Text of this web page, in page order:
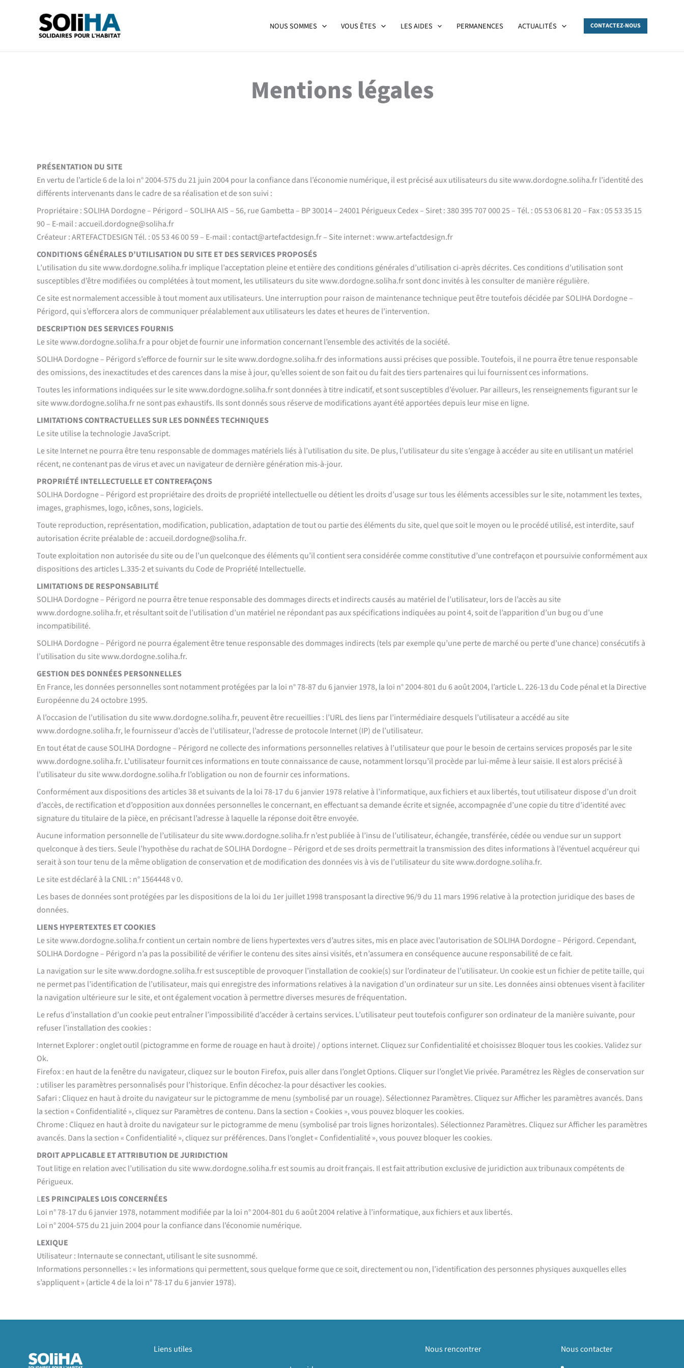
NOUS SOMMES VOUS ÊTES LES AIDES PERMANENCES ACTUALITÉS CONTACTEZ-NOUS
Mentions légales
PRÉSENTATION DU SITE
En vertu de l’article 6 de la loi n° 2004-575 du 21 juin 2004 pour la confiance dans l’économie numérique, il est précisé aux utilisateurs du site www.dordogne.soliha.fr l’identité des
différents intervenants dans le cadre de sa réalisation et de son suivi :
Propriétaire : SOLIHA Dordogne – Périgord – SOLIHA AIS – 56, rue Gambetta – BP 30014 – 24001 Périgueux Cedex – Siret : 380 395 707 000 25 – Tél. : 05 53 06 81 20 – Fax : 05 53 35 15
90 – E-mail : accueil.dordogne@soliha.fr
Créateur : ARTEFACTDESIGN Tél. : 05 53 46 00 59 – E-mail : contact@artefactdesign.fr – Site internet : www.artefactdesign.fr
CONDITIONS GÉNÉRALES D’UTILISATION DU SITE ET DES SERVICES PROPOSÉS
L’utilisation du site www.dordogne.soliha.fr implique l’acceptation pleine et entière des conditions générales d’utilisation ci-après décrites. Ces conditions d’utilisation sont
susceptibles d’être modifiées ou complétées à tout moment, les utilisateurs du site www.dordogne.soliha.fr sont donc invités à les consulter de manière régulière.
Ce site est normalement accessible à tout moment aux utilisateurs. Une interruption pour raison de maintenance technique peut être toutefois décidée par SOLIHA Dordogne –
Périgord, qui s’efforcera alors de communiquer préalablement aux utilisateurs les dates et heures de l’intervention.
DESCRIPTION DES SERVICES FOURNIS
Le site www.dordogne.soliha.fr a pour objet de fournir une information concernant l’ensemble des activités de la société.
SOLIHA Dordogne – Périgord s’efforce de fournir sur le site www.dordogne.soliha.fr des informations aussi précises que possible. Toutefois, il ne pourra être tenue responsable
des omissions, des inexactitudes et des carences dans la mise à jour, qu’elles soient de son fait ou du fait des tiers partenaires qui lui fournissent ces informations.
Toutes les informations indiquées sur le site www.dordogne.soliha.fr sont données à titre indicatif, et sont susceptibles d’évoluer. Par ailleurs, les renseignements figurant sur le
site www.dordogne.soliha.fr ne sont pas exhaustifs. Ils sont donnés sous réserve de modifications ayant été apportées depuis leur mise en ligne.
LIMITATIONS CONTRACTUELLES SUR LES DONNÉES TECHNIQUES
Le site utilise la technologie JavaScript.
Le site Internet ne pourra être tenu responsable de dommages matériels liés à l’utilisation du site. De plus, l’utilisateur du site s’engage à accéder au site en utilisant un matériel
récent, ne contenant pas de virus et avec un navigateur de dernière génération mis-à-jour.
PROPRIÉTÉ INTELLECTUELLE ET CONTREFAÇONS
SOLIHA Dordogne – Périgord est propriétaire des droits de propriété intellectuelle ou détient les droits d’usage sur tous les éléments accessibles sur le site, notamment les textes,
images, graphismes, logo, icônes, sons, logiciels.
Toute reproduction, représentation, modification, publication, adaptation de tout ou partie des éléments du site, quel que soit le moyen ou le procédé utilisé, est interdite, sauf
autorisation écrite préalable de : accueil.dordogne@soliha.fr.
Toute exploitation non autorisée du site ou de l’un quelconque des éléments qu’il contient sera considérée comme constitutive d’une contrefaçon et poursuivie conformément aux
dispositions des articles L.335-2 et suivants du Code de Propriété Intellectuelle.
LIMITATIONS DE RESPONSABILITÉ
SOLIHA Dordogne – Périgord ne pourra être tenue responsable des dommages directs et indirects causés au matériel de l’utilisateur, lors de l’accès au site
www.dordogne.soliha.fr, et résultant soit de l’utilisation d’un matériel ne répondant pas aux spécifications indiquées au point 4, soit de l’apparition d’un bug ou d’une
incompatibilité.
SOLIHA Dordogne – Périgord ne pourra également être tenue responsable des dommages indirects (tels par exemple qu’une perte de marché ou perte d’une chance) consécutifs à
l’utilisation du site www.dordogne.soliha.fr.
GESTION DES DONNÉES PERSONNELLES
En France, les données personnelles sont notamment protégées par la loi n° 78-87 du 6 janvier 1978, la loi n° 2004-801 du 6 août 2004, l’article L. 226-13 du Code pénal et la Directive
Européenne du 24 octobre 1995.
A l’occasion de l’utilisation du site www.dordogne.soliha.fr, peuvent être recueillies : l’URL des liens par l’intermédiaire desquels l’utilisateur a accédé au site
www.dordogne.soliha.fr, le fournisseur d’accès de l’utilisateur, l’adresse de protocole Internet (IP) de l’utilisateur.
En tout état de cause SOLIHA Dordogne – Périgord ne collecte des informations personnelles relatives à l’utilisateur que pour le besoin de certains services proposés par le site
www.dordogne.soliha.fr. L’utilisateur fournit ces informations en toute connaissance de cause, notamment lorsqu’il procède par lui-même à leur saisie. Il est alors précisé à
l’utilisateur du site www.dordogne.soliha.fr l’obligation ou non de fournir ces informations.
Conformément aux dispositions des articles 38 et suivants de la loi 78-17 du 6 janvier 1978 relative à l’informatique, aux fichiers et aux libertés, tout utilisateur dispose d’un droit
d’accès, de rectification et d’opposition aux données personnelles le concernant, en effectuant sa demande écrite et signée, accompagnée d’une copie du titre d’identité avec
signature du titulaire de la pièce, en précisant l’adresse à laquelle la réponse doit être envoyée.
Aucune information personnelle de l’utilisateur du site www.dordogne.soliha.fr n’est publiée à l’insu de l’utilisateur, échangée, transférée, cédée ou vendue sur un support
quelconque à des tiers. Seule l’hypothèse du rachat de SOLIHA Dordogne – Périgord et de ses droits permettrait la transmission des dites informations à l’éventuel acquéreur qui
serait à son tour tenu de la même obligation de conservation et de modification des données vis à vis de l’utilisateur du site www.dordogne.soliha.fr.
Le site est déclaré à la CNIL : n° 1564448 v 0.
Les bases de données sont protégées par les dispositions de la loi du 1er juillet 1998 transposant la directive 96/9 du 11 mars 1996 relative à la protection juridique des bases de
données.
LIENS HYPERTEXTES ET COOKIES
Le site www.dordogne.soliha.fr contient un certain nombre de liens hypertextes vers d’autres sites, mis en place avec l’autorisation de SOLIHA Dordogne – Périgord. Cependant,
SOLIHA Dordogne – Périgord n’a pas la possibilité de vérifier le contenu des sites ainsi visités, et n’assumera en conséquence aucune responsabilité de ce fait.
La navigation sur le site www.dordogne.soliha.fr est susceptible de provoquer l’installation de cookie(s) sur l’ordinateur de l’utilisateur. Un cookie est un fichier de petite taille, qui
ne permet pas l’identification de l’utilisateur, mais qui enregistre des informations relatives à la navigation d’un ordinateur sur un site. Les données ainsi obtenues visent à faciliter
la navigation ultérieure sur le site, et ont également vocation à permettre diverses mesures de fréquentation.
Le refus d’installation d’un cookie peut entraîner l’impossibilité d’accéder à certains services. L’utilisateur peut toutefois configurer son ordinateur de la manière suivante, pour
refuser l’installation des cookies :
Internet Explorer : onglet outil (pictogramme en forme de rouage en haut à droite) / options internet. Cliquez sur Confidentialité et choisissez Bloquer tous les cookies. Validez sur
Ok.
Firefox : en haut de la fenêtre du navigateur, cliquez sur le bouton Firefox, puis aller dans l’onglet Options. Cliquer sur l’onglet Vie privée. Paramétrez les Règles de conservation sur
: utiliser les paramètres personnalisés pour l’historique. Enfin décochez-la pour désactiver les cookies.
Safari : Cliquez en haut à droite du navigateur sur le pictogramme de menu (symbolisé par un rouage). Sélectionnez Paramètres. Cliquez sur Afficher les paramètres avancés. Dans
la section « Confidentialité », cliquez sur Paramètres de contenu. Dans la section « Cookies », vous pouvez bloquer les cookies.
Chrome : Cliquez en haut à droite du navigateur sur le pictogramme de menu (symbolisé par trois lignes horizontales). Sélectionnez Paramètres. Cliquez sur Afficher les paramètres
avancés. Dans la section « Confidentialité », cliquez sur préférences. Dans l’onglet « Confidentialité », vous pouvez bloquer les cookies.
DROIT APPLICABLE ET ATTRIBUTION DE JURIDICTION
Tout litige en relation avec l’utilisation du site www.dordogne.soliha.fr est soumis au droit français. Il est fait attribution exclusive de juridiction aux tribunaux compétents de
Périgueux.
LES PRINCIPALES LOIS CONCERNÉES
Loi n° 78-17 du 6 janvier 1978, notamment modifiée par la loi n° 2004-801 du 6 août 2004 relative à l’informatique, aux fichiers et aux libertés.
Loi n° 2004-575 du 21 juin 2004 pour la confiance dans l’économie numérique.
LEXIQUE
Utilisateur : Internaute se connectant, utilisant le site susnommé.
Informations personnelles : « les informations qui permettent, sous quelque forme que ce soit, directement ou non, l’identification des personnes physiques auxquelles elles
s’appliquent » (article 4 de la loi n° 78-17 du 6 janvier 1978).
Liens utiles Nous rencontrer Nous contacter